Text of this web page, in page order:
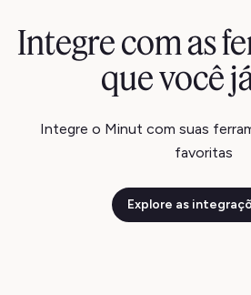
Integre com as
que você
Integre o Minut com suas
favoritas
Explore as